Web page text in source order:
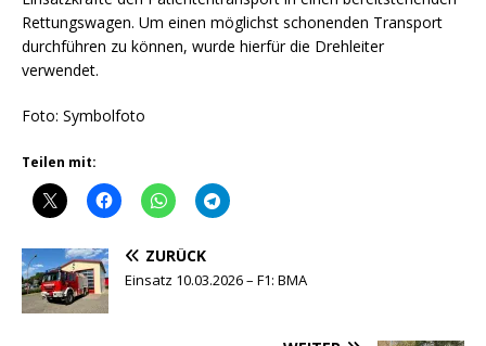
Rettungswagen. Um einen möglichst schonenden Transport
durchführen zu können, wurde hierfür die Drehleiter
verwendet.
Foto: Symbolfoto
Teilen mit:
ZURÜCK
Einsatz 10.03.2026 – F1: BMA